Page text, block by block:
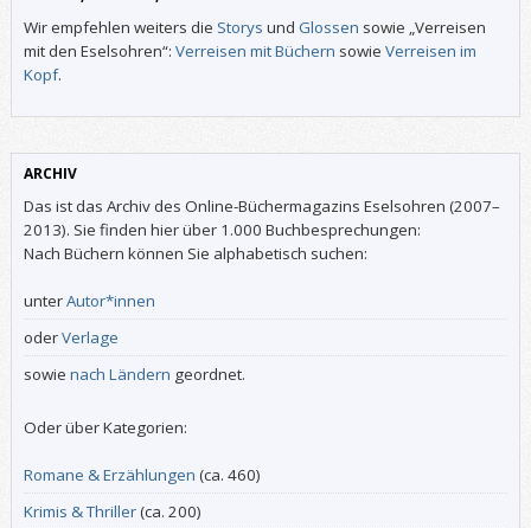
Wir empfehlen weiters die Storys und Glossen sowie „Verreisen
mit den Eselsohren“: Verreisen mit Büchern sowie Verreisen im
Kopf.
ARCHIV
Das ist das Archiv des Online-Büchermagazins Eselsohren (2007–
2013). Sie finden hier über 1.000 Buchbesprechungen:
Nach Büchern können Sie alphabetisch suchen:
unterAutor*innen
oderVerlage
sowie nach Ländern geordnet.
Oder über Kategorien:
Romane & Erzählungen (ca. 460)
Krimis & Thriller(ca. 200)